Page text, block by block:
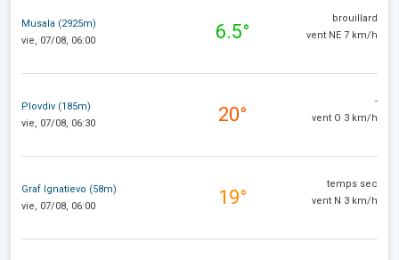
Musala (2925m)
vie, 07/08, 06:00
6.5°
brouillard
vent NE 7 km/h
Plovdiv (185m)
vie, 07/08, 06:30
20°
-
vent O 3 km/h
Graf Ignatievo (58m)
vie, 07/08, 06:00
19°
temps sec
vent N 3 km/h